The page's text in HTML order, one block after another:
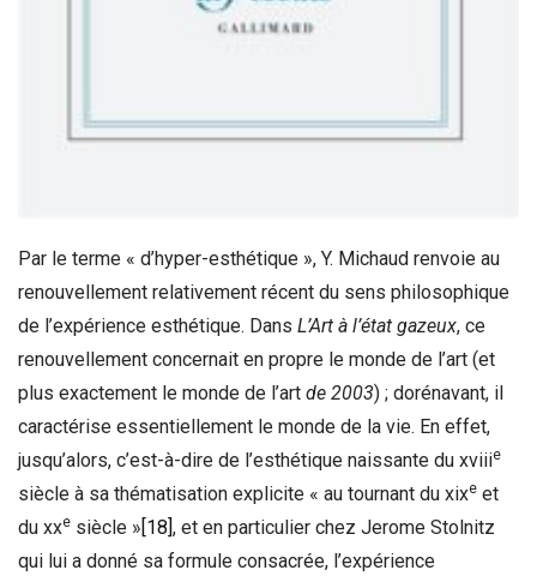
Par le terme « d’hyper-esthétique », Y. Michaud renvoie au
renouvellement relativement récent du sens philosophique
de l’expérience esthétique. Dans L’Art à l’état gazeux, ce
renouvellement concernait en propre le monde de l’art (et
plus exactement le monde de l’art de 2003) ; dorénavant, il
caractérise essentiellement le monde de la vie. En effet,
jusqu’alors, c’est-à-dire de l’esthétique naissante du xviiie
siècle à sa thématisation explicite « au tournant du xixe et
du xxe siècle »[18], et en particulier chez Jerome Stolnitz
qui lui a donné sa formule consacrée, l’expérience